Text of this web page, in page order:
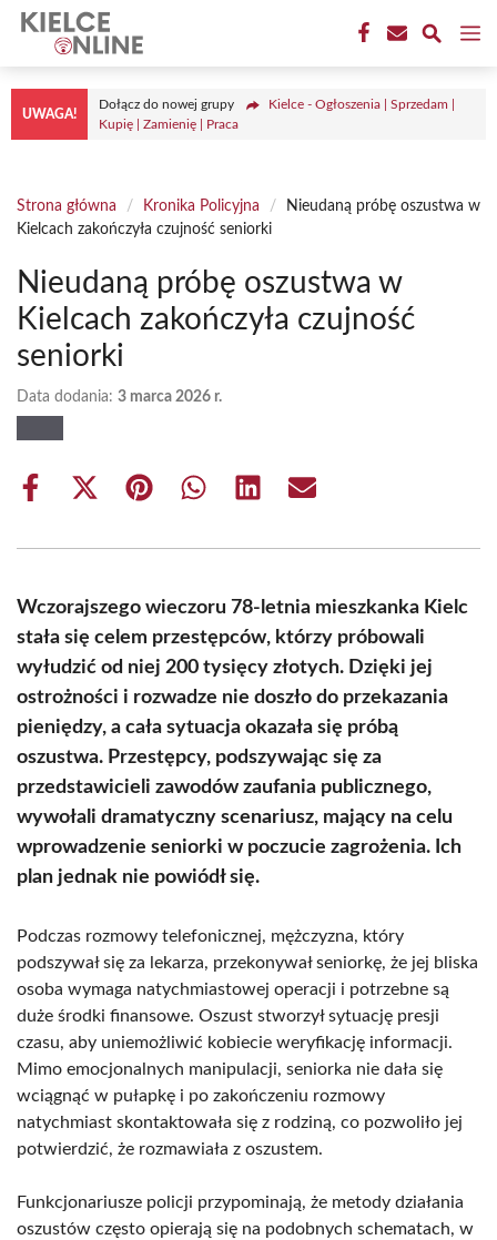
Przejdź
treści
UWAGA!
Dołącz do nowej grupy
Kielce - Ogłoszenia | Sprzedam |
Kupię | Zamienię | Praca
Strona główna / Kronika Policyjna /
Nieudaną próbę oszustwa w
Kielcach zakończyła czujność seniorki
Nieudaną próbę oszustwa w
Kielcach zakończyła czujność
seniorki
Data dodania: 3 marca 2026 r.
Share
Share
(Twitter)
Share Share Share Share
Wczorajszego wieczoru 78-letnia mieszkanka Kielc
stała się celem przestępców, którzy próbowali
wyłudzić od niej 200 tysięcy złotych. Dzięki jej
ostrożności i rozwadze nie doszło do przekazania
pieniędzy, a cała sytuacja okazała się próbą
oszustwa. Przestępcy, podszywając się za
przedstawicieli zawodów zaufania publicznego,
wywołali dramatyczny scenariusz, mający na celu
wprowadzenie seniorki w poczucie zagrożenia. Ich
plan jednak nie powiódł się.
Podczas rozmowy telefonicznej, mężczyzna, który
podszywał się za lekarza, przekonywał seniorkę, że jej bliska
osoba wymaga natychmiastowej operacji i potrzebne są
duże środki finansowe. Oszust stworzył sytuację presji
czasu, aby uniemożliwić kobiecie weryfikację informacji.
Mimo emocjonalnych manipulacji, seniorka nie dała się
wciągnąć w pułapkę i po zakończeniu rozmowy
natychmiast skontaktowała się z rodziną, co pozwoliło jej
potwierdzić, że rozmawiała z oszustem.
Funkcjonariusze policji przypominają, że metody działania
oszustów często opierają się na podobnych schematach, w